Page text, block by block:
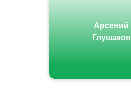
Арсений
Глушаков